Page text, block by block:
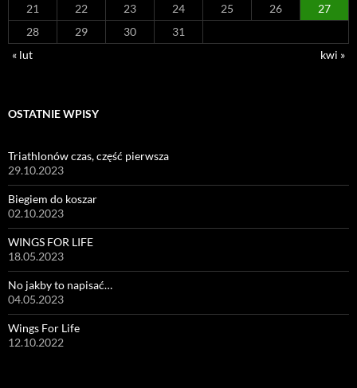
21
22 23 24 25 26
27
28
29 30
31
« lut
kwi »
OSTATNIE WPISY
Triathlonów czas, część pierwsza
29.10.2023
Biegiem do koszar
02.10.2023
WINGS FOR LIFE
18.05.2023
No jakby to napisać…
04.05.2023
Wings For Life
12.10.2022